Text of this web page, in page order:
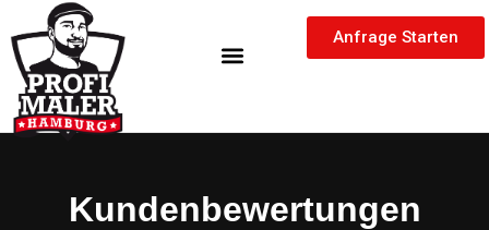
springen
Inhalt
springen
Anfrage Starten
Kundenbewertungen